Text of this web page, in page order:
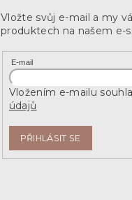
Vložte svůj e-mail a my
produktech na našem e-
E-mail
Vložením e-mailu
údajů
PŘIHLÁSIT SE